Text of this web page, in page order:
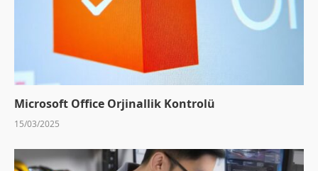
Microsoft Office Orjinallik Kontrolü
15/03/2025